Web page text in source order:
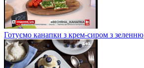
Готуємо канапки з крем-сиром з зеленню